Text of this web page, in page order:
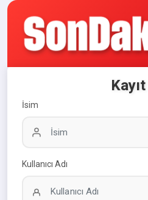
Kayıt
İsim
Kullanıcı Adı